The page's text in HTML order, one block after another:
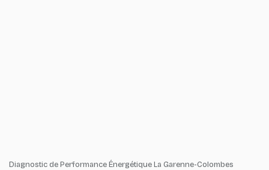
Diagnostic de Performance Énergétique La Garenne-Colombes